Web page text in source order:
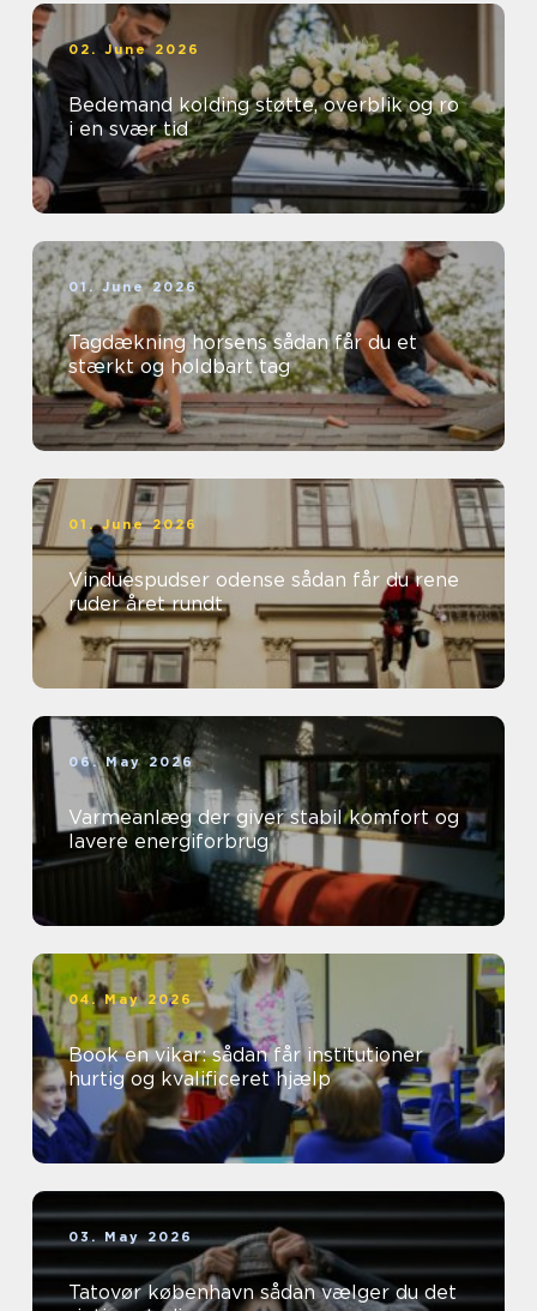
02. June 2026
Bedemand kolding støtte, overblik og ro
i en svær tid
01. June 2026
Tagdækning horsens sådan får du et
stærkt og holdbart tag
01. June 2026
Vinduespudser odense sådan får du rene
ruder året rundt
06. May 2026
Varmeanlæg der giver stabil komfort og
lavere energiforbrug
04. May 2026
Book en vikar: sådan får institutioner
hurtig og kvalificeret hjælp
03. May 2026
Tatovør københavn sådan vælger du det